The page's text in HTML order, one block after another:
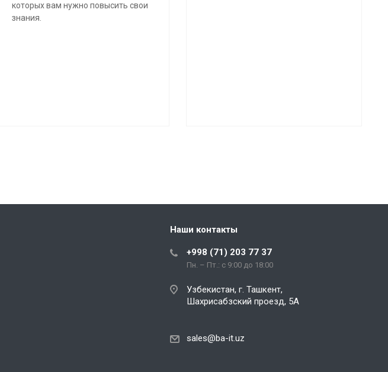
которых вам нужно повысить свои
знания.
Наши контакты
+998 (71) 203 77 37
Пн. – Пт.: с 9:00 до 18:00
Узбекистан, г. Ташкент,
Шахрисабзский проезд, 5А
sales@ba-it.uz